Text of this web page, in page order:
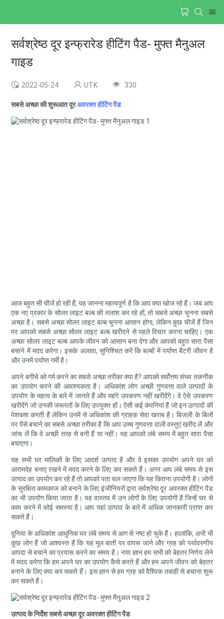
सर्वश्रेष्ठ दूर इन्फ्रारेड हीटिंग पैड- मुफ्त मैनुअल
गाइड
2022-05-24 UTK 330
सबसे अच्छा की शुरूआत दूरअवरक्त हीटिंग पैड
आज बहुत सी चीजें हो रही हैं, यह जानना महत्वपूर्ण है कि आप क्या खोज रहे हैं। जब आप
एक नए प्रकार के सोलर लाइट बल्ब की तलाश कर रहे हों, तो सबसे अच्छा चुनना सबसे
अच्छा है। सबसे अच्छा सोलर लाइट बल्ब चुनना आसान होगा, लेकिन कुछ चीजें हैं जिन
पर आपको सबसे अच्छा सोलर लाइट बल्ब खरीदने से पहले विचार करना चाहिए। एक
अच्छा सोलर लाइट बल्ब आपके जीवन को आसान बना देगा और आपको बहुत सारा पैसा
बचाने में मदद करेगा। इसके अलावा, सुनिश्चित करें कि बल्बों में पर्याप्त बैटरी जीवन है
और उनमें पर्याप्त गर्मी है।
अपने बगीचे को गर्म करने का सबसे अच्छा तरीका क्या है? आपको सर्वोत्तम संभव तकनीक
का उपयोग करने की आवश्यकता है। अधिकांश लोग अच्छी गुणवत्ता वाले उत्पादों के
उपयोग के महत्व के बारे में जानते हैं और महंगे उपकरण नहीं खरीदेंगे। वे ऐसे उपकरण
खरीदेंगे जो उनकी जरूरतों के लिए उपयुक्त हों। ऐसी कई कंपनियां हैं जो इन उत्पादों की
पेशकश करती हैं लेकिन उनमें से अधिकांश की ग्राहक सेवा खराब है। बिजली के बिलों
पर पैसे बचाने का सबसे अच्छा तरीका है कि आप उच्च गुणवत्ता वाली वस्तुएं खरीद लें और
जांच लें कि वे अच्छी तरह से बनी हैं या नहीं। यह आपको लंबे समय में बहुत सारा पैसा
बचाएगा।
यह सभी घर मालिकों के लिए आदर्श उत्पाद है और वे इसका उपयोग अपने घर को
आरामदेह बनाए रखने में मदद करने के लिए कर सकते हैं। अगर आप लंबे समय से इस
उत्पाद का उपयोग कर रहे हैं तो आपको पता चल जाएगा कि यह कितना उपयोगी है। लोगों
के सुरक्षित कामकाज को बनाने के लिए इंजीनियरों द्वारा सर्वश्रेष्ठ दूर अवरक्त हीटिंग पैड
का भी उपयोग किया जाता है। यह वास्तव में उन लोगों के लिए उपयोगी है जिन्हें घर से
काम करने में कोई समस्या है। आप यहां उत्पाद के बारे में अधिक जानकारी प्राप्त कर
सकते हैं।
दुनिया के अधिकांश आधुनिक घर लंबे समय से आग से नष्ट हो चुके हैं। हालांकि, अभी भी
कुछ लोग हैं जो आश्वस्त हैं कि यह मूल बातों पर वापस जाने और ग्रह को पर्यावरणीय
आपदा से बचाने का प्रयास करने का समय है। नया ज्ञान हम सभी को बेहतर निर्णय लेने
में मदद करेगा कि हम अपने घर का उपयोग कैसे करते हैं और हम अपने जीवन को बेहतर
बनाने के लिए क्या कर सकते हैं। इस ज्ञान से हम ग्रह को वैश्विक तबाही से बचाना शुरू
कर सकते हैं।
उत्पाद के निर्देश सबसे अच्छा दूर अवरक्त हीटिंग पैड